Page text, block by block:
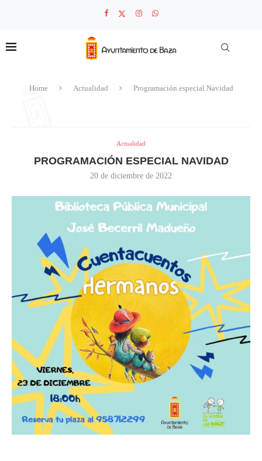
Home Actualidad Programación especial Navidad
Actualidad
PROGRAMACIÓN ESPECIAL NAVIDAD
20 de diciembre de 2022